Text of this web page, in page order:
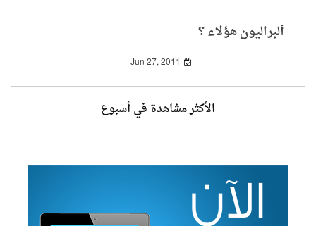
ألبراليون هؤلاء ؟
Jun 27, 2011
الأكثر مشاهدة في أسبوع